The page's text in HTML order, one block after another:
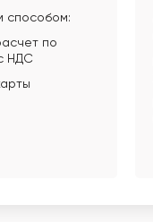
способом:
по
НДС